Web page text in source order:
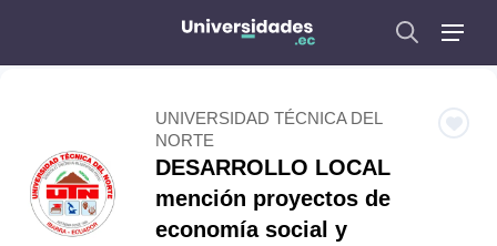
UNIVERSIDAD TÉCNICA DEL
NORTE
DESARROLLO LOCAL
mención proyectos de
economía social y